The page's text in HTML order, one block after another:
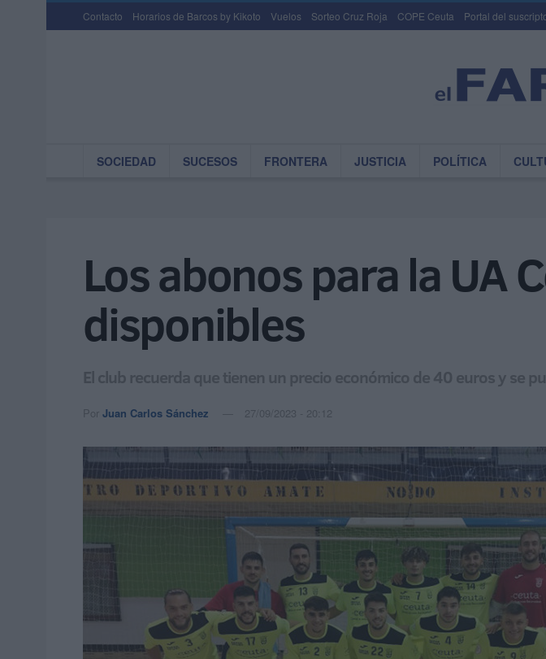
Contacto Horarios de Barcos by Kikoto Vuelos Sorteo Cruz Roja COPE Ceuta Portal del
SOCIEDAD SUCESOS FRONTERA JUSTICIA POLÍTICA
Los abonos para la UA
disponibles
El club recuerda que tienen un precio económico de 40 euros y se
Por Juan Carlos Sánchez 27/09/2023 - 20:12